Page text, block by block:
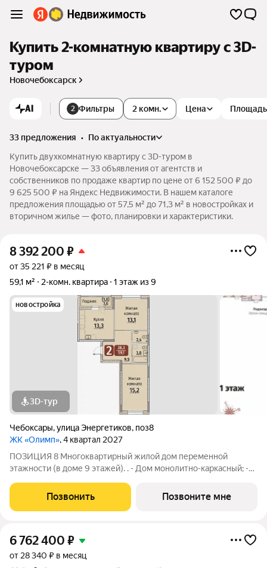
Купить 2-комнатную квартиру c 3D-
туром
Новочебоксарск
AI 2 Фильтры 2 комн. Цена Площадь
33 предложения •
по актуальности
Купить двухкомнатную квартиру c 3D-туром в
Новочебоксарске — 33 объявления от агентств и
собственников по продаже квартир по цене от 6 152 500 ₽ до
9 625 500 ₽ на Яндекс Недвижимости. В нашем каталоге
предложения площадью от 57,5 м² до 71,3 м² в новостройках и
вторичном жилье — фото, планировки и характеристики.
8 392 200 ₽
от 35 221 ₽ в месяц
59,1 м²
2-комн. квартира 1 этаж из 9
новостройка
3D-тур
Чебоксары,улица Энергетиков, поз8
ЖК «Олимп», 4 квартал 2027
ПОЗИЦИЯ 8 Многоквартирный жилой дом переменной
этажности (в доме 9 этажей). . - Дом монолитно-каркасный; -
централизованное (с установкой поквартирных счетчиков
учета тепла); - Места общего
Позвонить Позвоните мне
6 762 400 ₽
от 28 340 ₽ в месяц